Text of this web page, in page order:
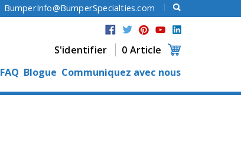
BumperInfo@BumperSpecialties.com
S'identifier
0 Article
FAQ Blogue Communiquez avec nous